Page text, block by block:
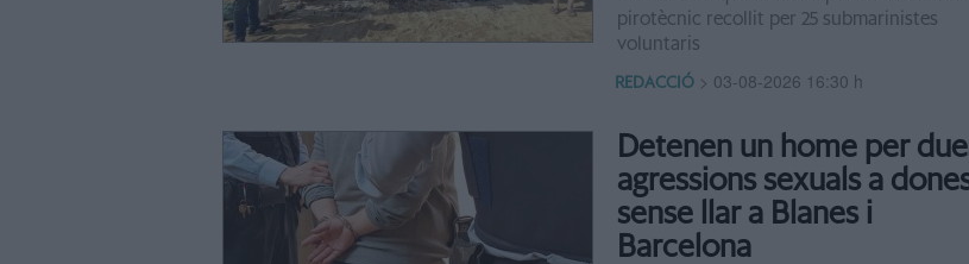
pirotècnic recollit per 25 submarinistes
voluntaris
REDACCIÓ > 03-08-2026 16:30 h
Detenen un home per
agressions sexuals a
sense llar a Blanes i
Barcelona